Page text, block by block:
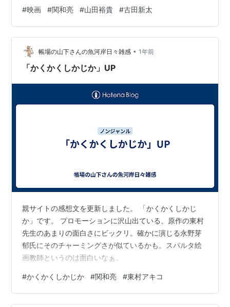
り、ピアノを弾いていた…。 上記の引用は、今作の主人
公と言える、ベートーヴェンの秘書・シンドラーが、ベ
ートーヴェンとの会話帳を、自分が書いた伝記に都合良
く改竄しているシーンでのシンドラーの心情。こういう
ことを行う人が居るであろうことを前提とすると、歴史
#映画 #関和亮 #山田裕貴 #古田新太
帳場の山下さんの魚河岸日々雑感 • 1年前
「かくかくしかじか」UP
親サイトの感想文を更新しました。 「かくかくしかじ
か」です。 プロモーションに沢山出ている、原作の東村
先生のあまりの面白さにビックリ。確かに演じる永野芽
郁氏にそのチャーミングさが似ているかも。スパルタ絵
画教師というのは面白いなぁ。
#かくかくしかじか #関和亮 #東村アキコ